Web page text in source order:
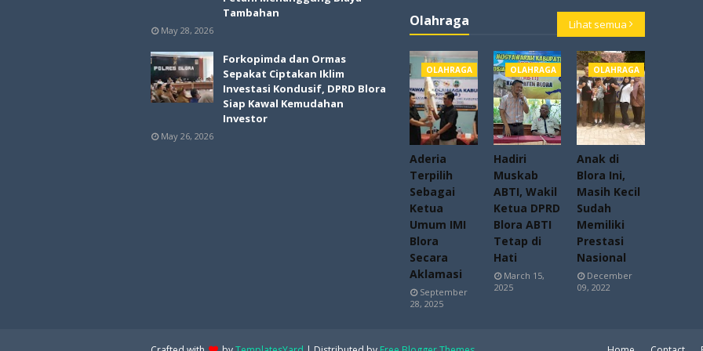
Tambahan
May 28, 2026
Forkopimda dan Ormas
Sepakat Ciptakan Iklim
Investasi Kondusif, DPRD Blora
Siap Kawal Kemudahan
Investor
May 26, 2026
Olahraga Lihat semua
OLAHRAGA
Aderia
Terpilih
Sebagai
Ketua
Umum IMI
Blora
Secara
Aklamasi
September
28, 2025
OLAHRAGA
Hadiri
Muskab
ABTI, Wakil
Ketua DPRD
Blora ABTI
Tetap di
Hati
March 15,
2025
OLAHRAGA
Anak di
Blora Ini,
Masih Kecil
Sudah
Memiliki
Prestasi
Nasional
December
09, 2022